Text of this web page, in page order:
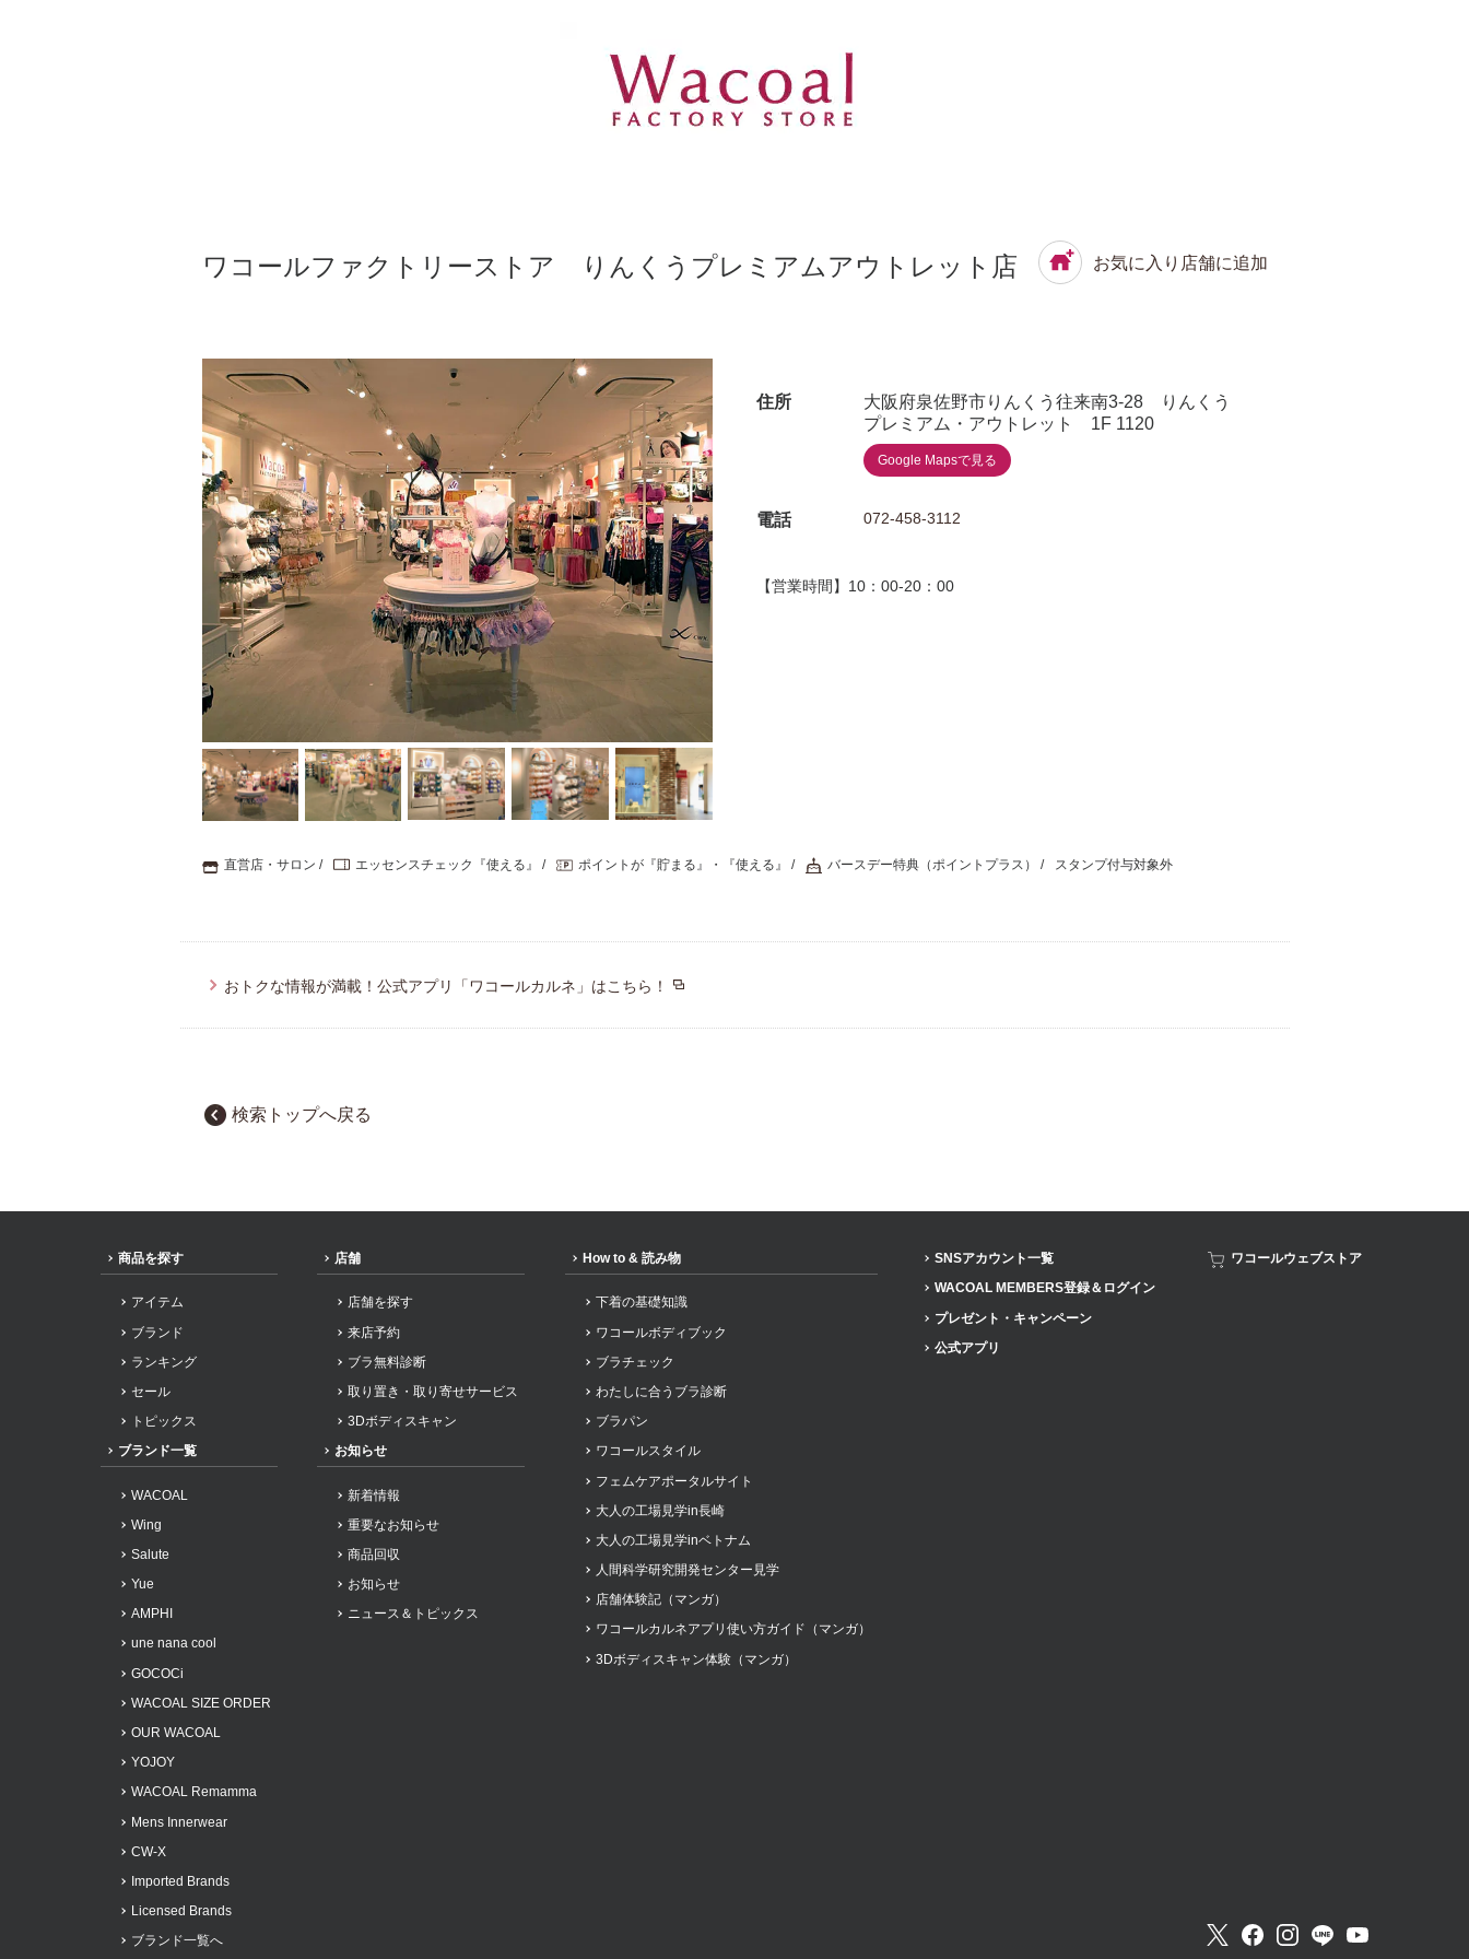
ワコールファクトリーストア りんくうプレミアムアウトレット店 お気に入り店舗に追加
住所
大阪府泉佐野市りんくう往来南3-28 りんくう
プレミアム・アウトレット 1F 1120
Google Mapsで見る
電話 072-458-3112
【営業時間】10：00-20：00
直営店・サロン エッセンスチェック『使える』 ポイントが『貯まる』・『使える』 バースデー特典（ポイントプラス） スタンプ付与対象外
おトクな情報が満載！公式アプリ「ワコールカルネ」はこちら！
検索トップへ戻る
商品を探す
アイテム
ブランド
ランキング
セール
トピックス
ブランド一覧
WACOAL
Wing
Salute
Yue
AMPHI
une nana cool
GOCOCi
WACOAL SIZE ORDER
OUR WACOAL
YOJOY
WACOAL Remamma
Mens Innerwear
CW-X
Imported Brands
Licensed Brands
ブランド一覧へ
店舗
店舗を探す
来店予約
ブラ無料診断
取り置き・取り寄せサービス
3Dボディスキャン
お知らせ
新着情報
重要なお知らせ
商品回収
お知らせ
ニュース＆トピックス
How to & 読み物
下着の基礎知識
ワコールボディブック
ブラチェック
わたしに合うブラ診断
ブラパン
ワコールスタイル
フェムケアポータルサイト
大人の工場見学in長崎
大人の工場見学inベトナム
人間科学研究開発センター見学
店舗体験記（マンガ）
ワコールカルネアプリ使い方ガイド（マンガ）
3Dボディスキャン体験（マンガ）
SNSアカウント一覧
WACOAL MEMBERS登録＆ログイン
プレゼント・キャンペーン
公式アプリ
ワコールウェブストア